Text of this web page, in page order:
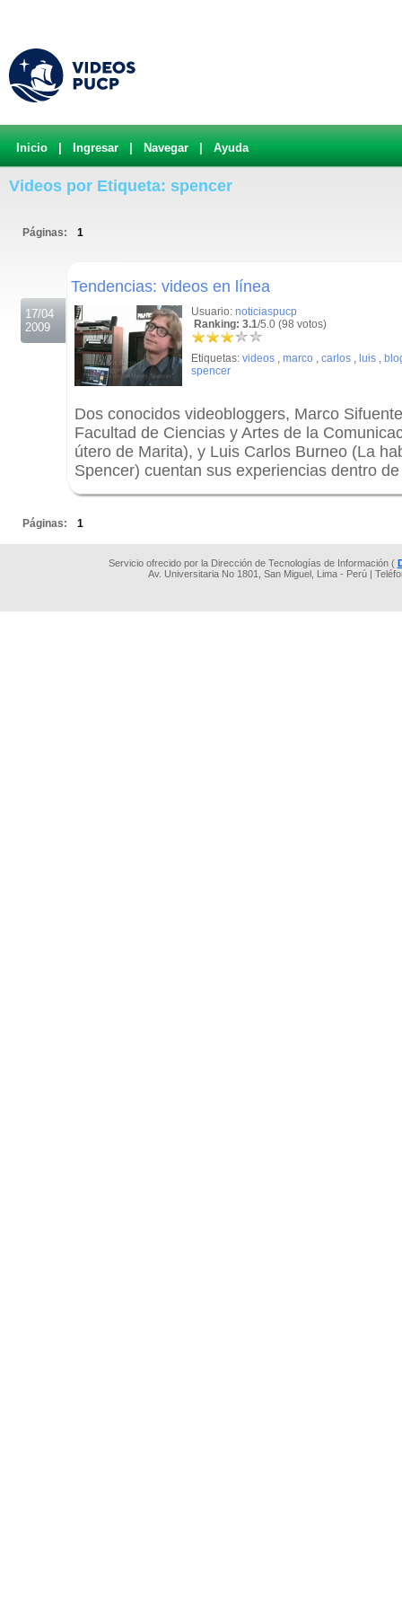
Inicio Ingresar Navegar Ayuda
Videos por Etiqueta: spencer
Páginas: 1
17/04
2009
Tendencias: videos en línea
Usuario: noticiaspucp
Ranking: 3.1/5.0 (98 votos)
Etiquetas: videos , marco , carlos , luis ,
spencer
Dos conocidos videobloggers, Marco
Facultad de Ciencias y Artes de la
útero de Marita), y Luis Carlos Burneo (La
Spencer) cuentan sus experiencias dentro
Páginas: 1
Servicio ofrecido por la Dirección de Tecnologías de Información (
Av. Universitaria No 1801, San Miguel, Lima - Perú |